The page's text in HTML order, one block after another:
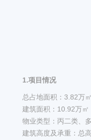
1.项目情况
总占地面积：3.82万
建筑面积：10.92万㎡
物业类型：丙二类、
建筑高度及承重：总